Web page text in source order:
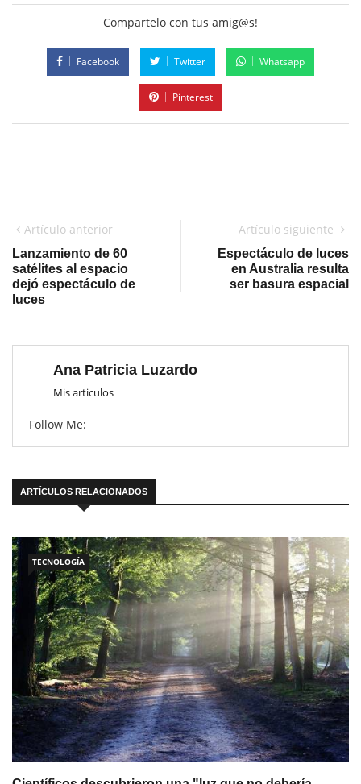
Compartelo con tus amig@s!
Facebook Twitter Whatsapp
Pinterest
Artículo anterior
Lanzamiento de 60
satélites al espacio
dejó espectáculo de
luces
Artículo siguiente
Espectáculo de luces
en Australia resulta
ser basura espacial
Ana Patricia Luzardo
Mis articulos
Follow Me:
ARTÍCULOS RELACIONADOS
TECNOLOGÍA